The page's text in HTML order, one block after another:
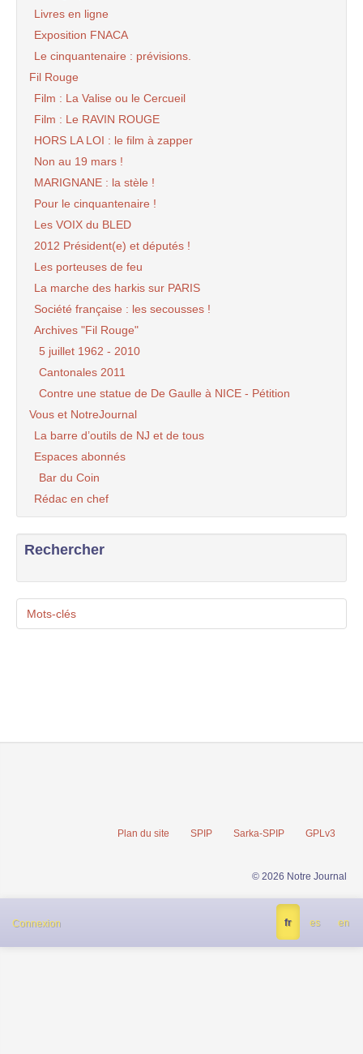
Livres en ligne
Exposition FNACA
Le cinquantenaire : prévisions.
Fil Rouge
Film : La Valise ou le Cercueil
Film : Le RAVIN ROUGE
HORS LA LOI : le film à zapper
Non au 19 mars !
MARIGNANE : la stèle !
Pour le cinquantenaire !
Les VOIX du BLED
2012 Président(e) et députés !
Les porteuses de feu
La marche des harkis sur PARIS
Société française : les secousses !
Archives "Fil Rouge"
5 juillet 1962 - 2010
Cantonales 2011
Contre une statue de De Gaulle à NICE - Pétition
Vous et NotreJournal
La barre d’outils de NJ et de tous
Espaces abonnés
Bar du Coin
Rédac en chef
Rechercher
Mots-clés
Plan du site SPIP Sarka-SPIP GPLv3
© 2026 Notre Journal
Connexion fr es en